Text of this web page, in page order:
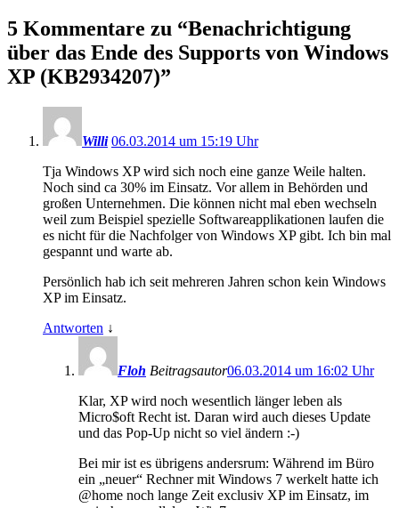
5 Kommentare zu “Benachrichtigung
über das Ende des Supports von Windows
XP (KB2934207)”
Willi 06.03.2014 um 15:19 Uhr
Tja Windows XP wird sich noch eine ganze Weile halten.
Noch sind ca 30% im Einsatz. Vor allem in Behörden und
großen Unternehmen. Die können nicht mal eben wechseln
weil zum Beispiel spezielle Softwareapplikationen laufen die
es nicht für die Nachfolger von Windows XP gibt. Ich bin mal
gespannt und warte ab.
Persönlich hab ich seit mehreren Jahren schon kein Windows
XP im Einsatz.
Antworten ↓
Floh Beitragsautor06.03.2014 um 16:02 Uhr
Klar, XP wird noch wesentlich länger leben als
Micro$oft Recht ist. Daran wird auch dieses Update
und das Pop-Up nicht so viel ändern :-)
Bei mir ist es übrigens andersrum: Während im Büro
ein „neuer“ Rechner mit Windows 7 werkelt hatte ich
@home noch lange Zeit exclusiv XP im Einsatz, im